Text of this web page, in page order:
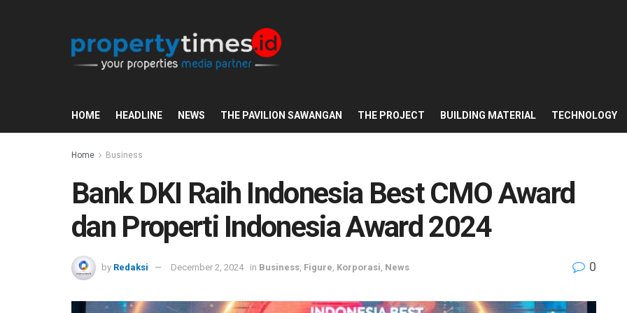
HOME HEADLINE NEWS THE PAVILION SAWANGAN THE PROJECT BUILDING MATERIAL TECHNOLOGY
Home Business
Bank DKI Raih Indonesia Best CMO Award
dan Properti Indonesia Award 2024
by Redaksi December 2, 2024 in Business Figure Korporasi News 0